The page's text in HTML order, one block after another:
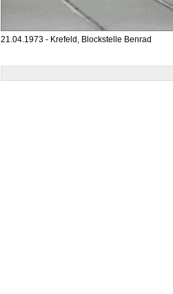
21.04.1973 - Krefeld, Blockstelle Benrad